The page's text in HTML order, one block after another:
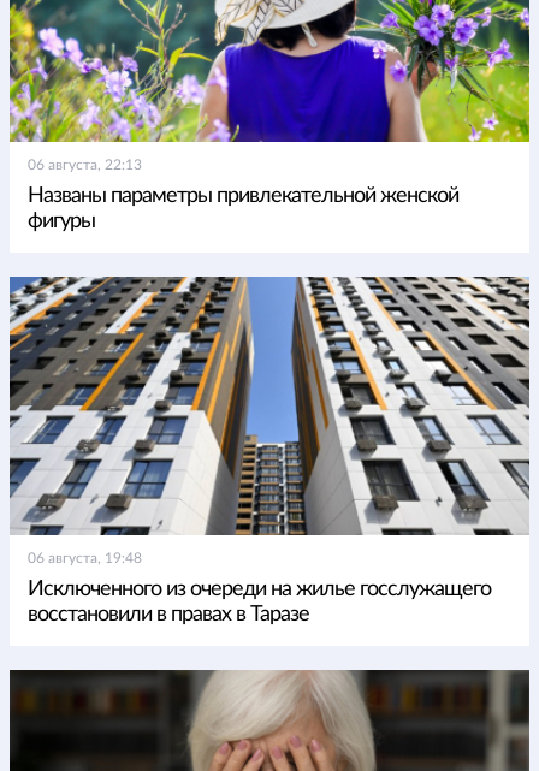
06 августа, 22:13
Названы параметры привлекательной женской
фигуры
06 августа, 19:48
Исключенного из очереди на жилье госслужащего
восстановили в правах в Таразе